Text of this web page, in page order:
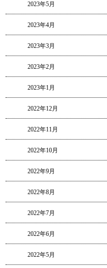
2023年5月
2023年4月
2023年3月
2023年2月
2023年1月
2022年12月
2022年11月
2022年10月
2022年9月
2022年8月
2022年7月
2022年6月
2022年5月